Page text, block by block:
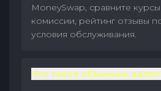
MoneySwap, сравните
комиссии, рейтинг отзывы
условия обслуживания.
Что такое обменник